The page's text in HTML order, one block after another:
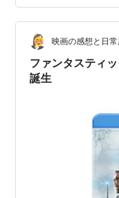
しまうとは驚いた
もっと見たかった
から11年後の宇宙
がラストで向かっ
映画の感想と日
ファンタスティ
誕生